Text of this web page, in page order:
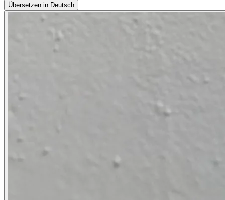
Übersetzen in Deutsch